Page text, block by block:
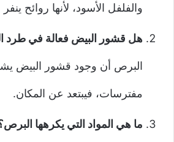
والفلفل الأسود، لأنها روائح
هل قشور البيض فعالة في طرد
البرص أن وجود قشور البيض
مفترسات، فيبتعد عن المكان.
ما هي المواد التي يكرهها